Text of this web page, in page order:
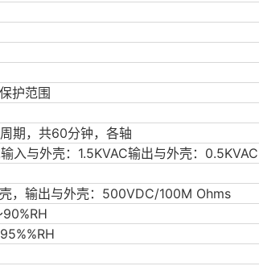
护范围
期，共60分钟，各轴
入与外壳：1.5KVAC输出与外壳：0.5KVAC
，输出与外壳：500VDC/100M Ohms